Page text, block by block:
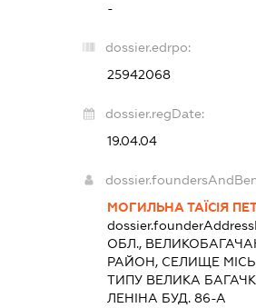
-
dossier.edrpo:
25942068
dossier.regDate:
19.04.04
МОГИЛЬНА ТАЇСІЯ
dossier.founderAddress
ОБЛ.,
РАЙОН, СЕЛИЩЕ
ТИПУ ВЕЛИКА
ЛЕНІНА БУД. 86-А